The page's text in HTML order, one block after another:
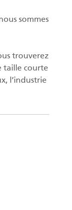
sommes
trouverez
taille courte
l’industrie